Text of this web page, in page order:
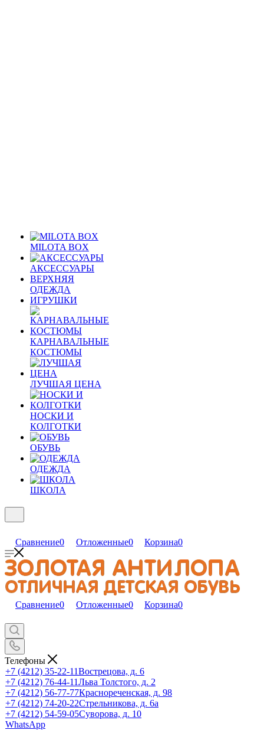
MILOTA BOX
АКСЕССУАРЫ
ВЕРХНЯЯ
ОДЕЖДА
ИГРУШКИ
КАРНАВАЛЬНЫЕ
КОСТЮМЫ
ЛУЧШАЯ ЦЕНА
НОСКИ И
КОЛГОТКИ
ОБУВЬ
ОДЕЖДА
ШКОЛА
Сравнение0 Отложенные0 Корзина0
Сравнение0 Отложенные0 Корзина0
Телефоны
+7 (4212) 35-22-11Вострецова, д. 6
+7 (4212) 76-44-11Льва Толстого, д. 2
+7 (4212) 56-77-77Краснореченская, д. 98
+7 (4212) 74-20-22Стрельникова, д. 6а
+7 (4212) 54-59-05Суворова, д. 10
WhatsApp